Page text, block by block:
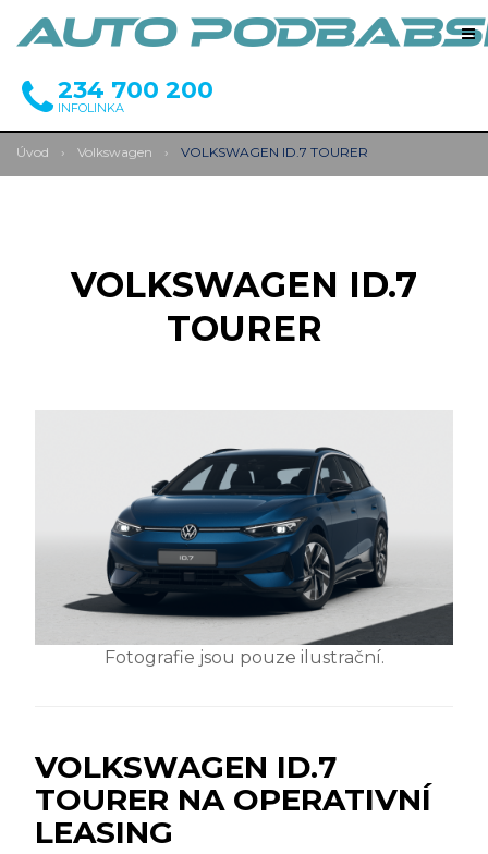
234 700 200
INFOLINKA
Úvod › Volkswagen › VOLKSWAGEN ID.7 TOURER
VOLKSWAGEN ID.7
TOURER
Fotografie jsou pouze ilustrační.
VOLKSWAGEN ID.7
TOURER NA OPERATIVNÍ
LEASING